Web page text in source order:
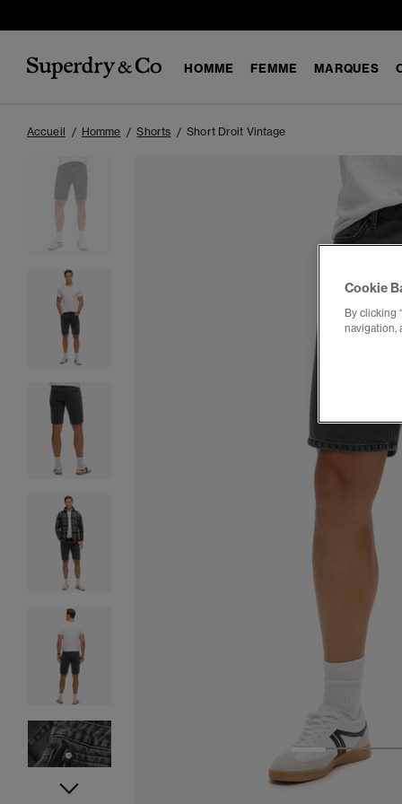
HOMME FEMME MARQUES
Accueil Homme Shorts Short Droit Vintage
1 2
Cookie
By clicking
navigation,